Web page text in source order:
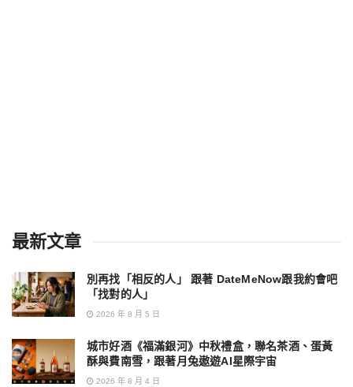
最新文章
別再找「相反的人」 跟著 DateMeNow跟我約會吧
「找對的人」
2026 年 8 月 5 日
城市好酒《福滿銀河》中秋禮盒，聯名茶酒、蛋黃
酥與費南雪，跟著月兔遨遊AI星際宇宙
2026 年 8 月 4 日